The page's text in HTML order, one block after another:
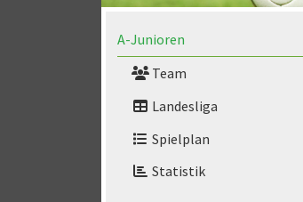
A-Junioren
Team
Landesliga
Spielplan
Statistik